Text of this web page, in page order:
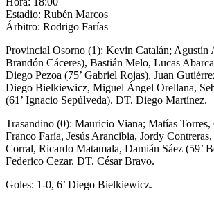
Estadio: Rubén Marcos
Árbitro: Rodrigo Farías
Provincial Osorno (1): Kevin Catalán; Agustín
Brandón Cáceres), Bastián Melo, Lucas
Diego Pezoa (75’ Gabriel Rojas), Juan
Diego Bielkiewicz, Miguel Ángel Orellana,
(61’ Ignacio Sepúlveda). DT. Diego Martínez.
Trasandino (0): Mauricio Viana; Matías Torres,
Franco Faría, Jesús Arancibia, Jordy
Corral, Ricardo Matamala, Damián Sáez (59’
Federico Cezar. DT. César Bravo.
Goles: 1-0, 6’ Diego Bielkiewicz.